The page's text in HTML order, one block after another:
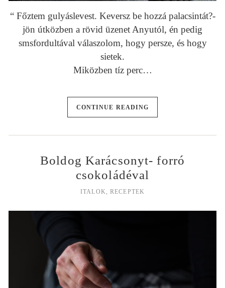
“ Főztem gulyáslevest. Keversz be hozzá palacsintát?-
jön útközben a rövid üzenet Anyutól, én pedig
smsfordultával válaszolom, hogy persze, és hogy
sietek.
Miközben tíz perc…
CONTINUE READING
Boldog Karácsonyt- forró
csokoládéval
ITALOK, RECEPTEK